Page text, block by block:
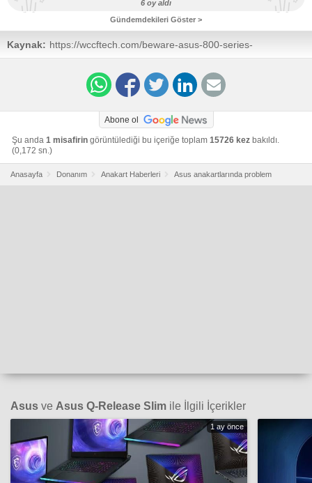
6 oy aldı
Gündemdekileri Göster >
Kaynak: https://wccftech.com/beware-asus-800-series-
motherboards-quick-release-pcie-design-damaging-
Abone ol
Şu anda 1 misafirin görüntülediği bu içeriğe toplam 15726 kez bakıldı.
(0,172 sn.)
Anasayfa Donanım Anakart Haberleri Asus anakartlarında problem
Asus ve Asus Q-Release Slim ile İlgili İçerikler
1 ay önce